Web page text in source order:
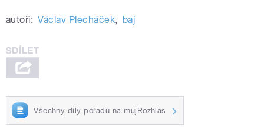
autoři: Václav Plecháček, baj
Všechny díly pořadu na mujRozhlas